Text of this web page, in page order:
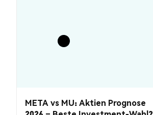
META vs MU: Aktien Prognose